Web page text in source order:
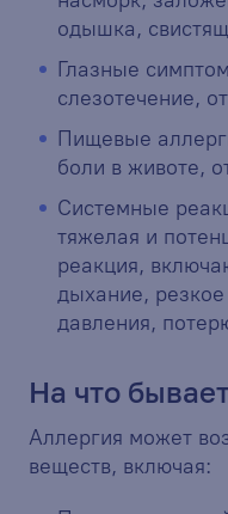
одышка,
Глазные
слезотечение,
Пищевые
боли в животе,
Системные
тяжелая и
реакция,
дыхание,
давления,
На что
Аллергия может
веществ, включая: